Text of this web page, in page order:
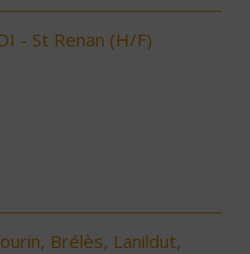
- St Renan (H/F)
Brélès, Lanildut,